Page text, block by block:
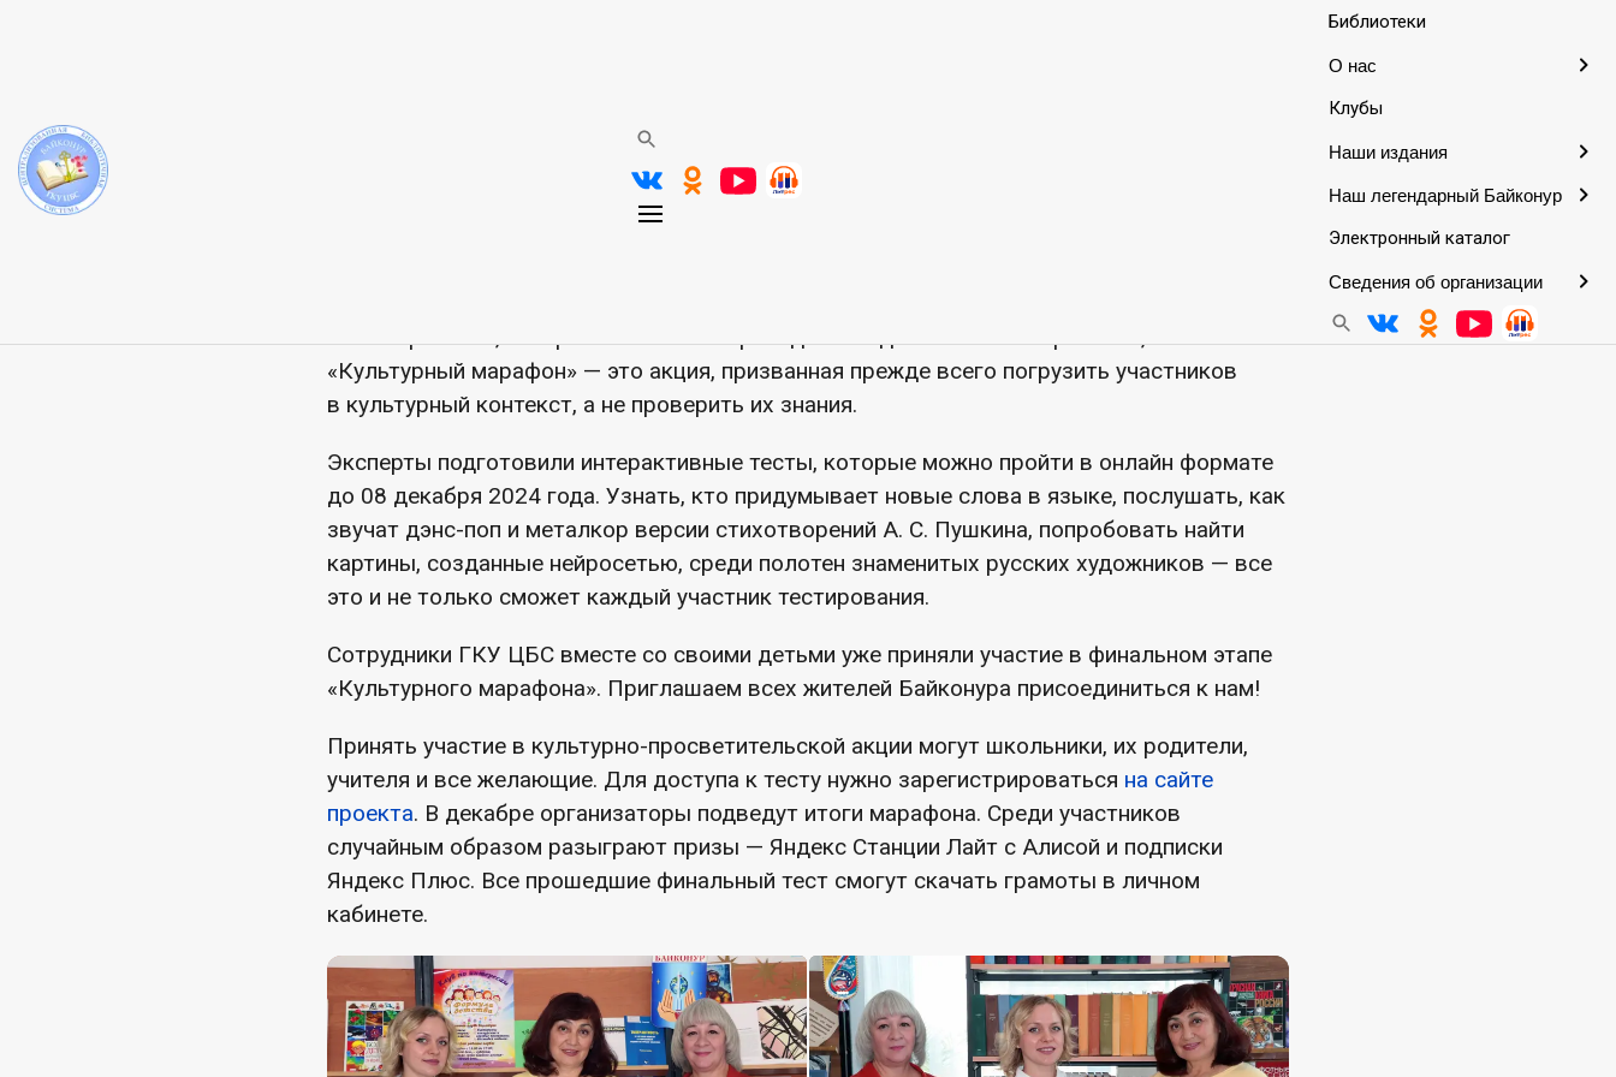
Библиотеки
О нас
Клубы
Наши издания
Наш легендарный Байконур
Электронный каталог
Сведения об организации
«Культурный марафон» — совместный проект Министерства культуры РФ, Министерства
просвещения РФ и Яндекса. В этом году марафон проходит в пятый раз и посвящен
русской классической культуре: литературе, музыке и живописи. Цель марафона — дать
Несмотря на то, что финальный этап проходит в виде онлайн-тестирования,
«Культурный марафон» — это акция, призванная прежде всего погрузить участников
в культурный контекст, а не проверить их знания.
Эксперты подготовили интерактивные тесты, которые можно пройти в онлайн формате
до 08 декабря 2024 года. Узнать, кто придумывает новые слова в языке, послушать, как
звучат дэнс-поп и металкор версии стихотворений А. С. Пушкина, попробовать найти
картины, созданные нейросетью, среди полотен знаменитых русских художников — все
это и не только сможет каждый участник тестирования.
Сотрудники ГКУ ЦБС вместе со своими детьми уже приняли участие в финальном этапе
«Культурного марафона». Приглашаем всех жителей Байконура присоединиться к нам!
Принять участие в культурно-просветительской акции могут школьники, их родители,
учителя и все желающие. Для доступа к тесту нужно зарегистрироваться на сайте
проекта. В декабре организаторы подведут итоги марафона. Среди участников
случайным образом разыграют призы — Яндекс Станции Лайт с Алисой и подписки
Яндекс Плюс. Все прошедшие финальный тест смогут скачать грамоты в личном
кабинете.